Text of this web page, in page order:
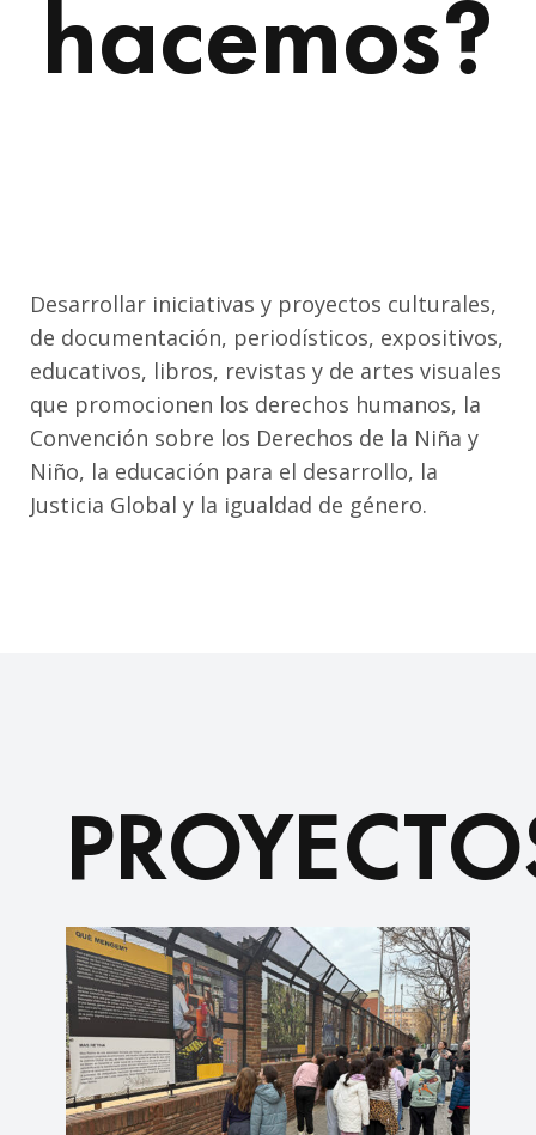
Desarrollar iniciativas y proyectos culturales,
de documentación, periodísticos, expositivos,
educativos, libros, revistas y de artes visuales
que promocionen los derechos humanos, la
Convención sobre los Derechos de la Niña y
Niño, la educación para el desarrollo, la
Justicia Global y la igualdad de género.